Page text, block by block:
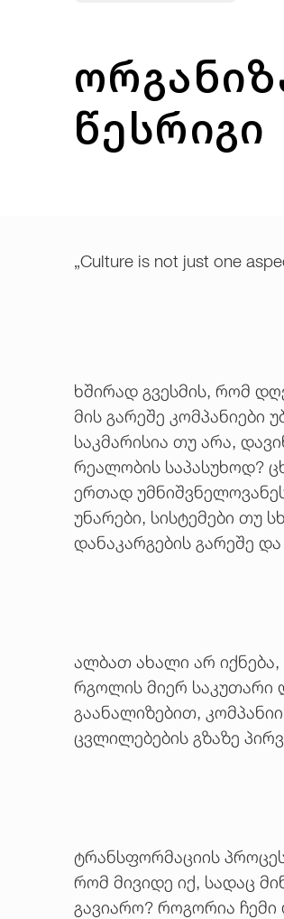
წესრიგი
„Culture is not just one
ხშირად გვესმის, რომ
მის გარეშე
საკმარისია თუ არა,
რეალობის საპასუხოდ?
ერთად
უნარები, სისტემები თუ
დანაკარგების გარეშე
ალბათ ახალი არ
რგოლის მიერ საკუთარი
გაანალიზებით,
ცვლილებების გზაზე
ტრანსფორმაციის
რომ მივიდე იქ, სადაც
გავიარო? როგორია